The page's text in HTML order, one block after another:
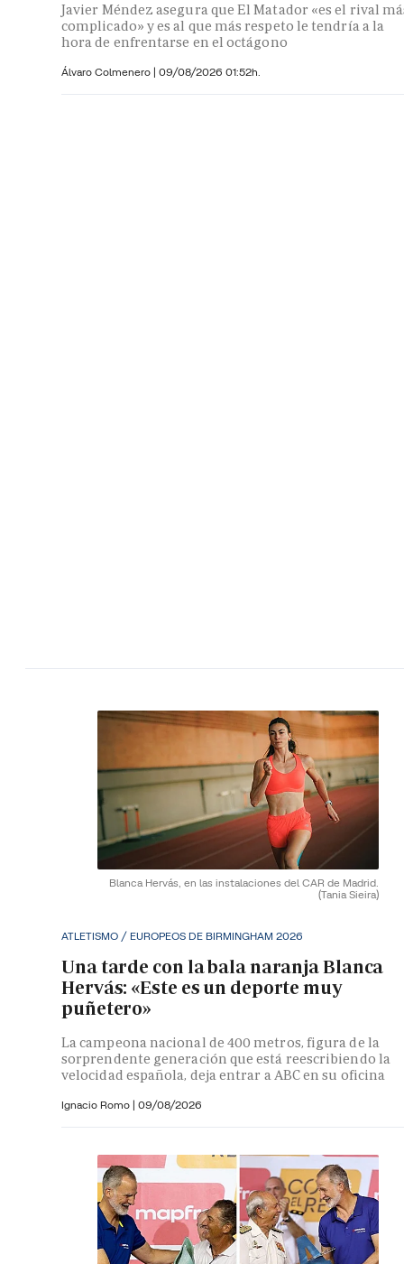
Javier Méndez asegura que El Matador «es el rival
complicado» y es al que más respeto le tendría a la
hora de enfrentarse en el octágono
Álvaro Colmenero | 09/08/2026 01:52h.
Blanca Hervás, en las instalaciones del CAR de Madrid.
(Tania Sieira)
ATLETISMO / EUROPEOS DE BIRMINGHAM 2026
Una tarde con la bala naranja Blanca
Hervás: «Este es un deporte muy
puñetero»
La campeona nacional de 400 metros, figura de la
sorprendente generación que está reescribiendo la
velocidad española, deja entrar a ABC en su oficina
Ignacio Romo | 09/08/2026